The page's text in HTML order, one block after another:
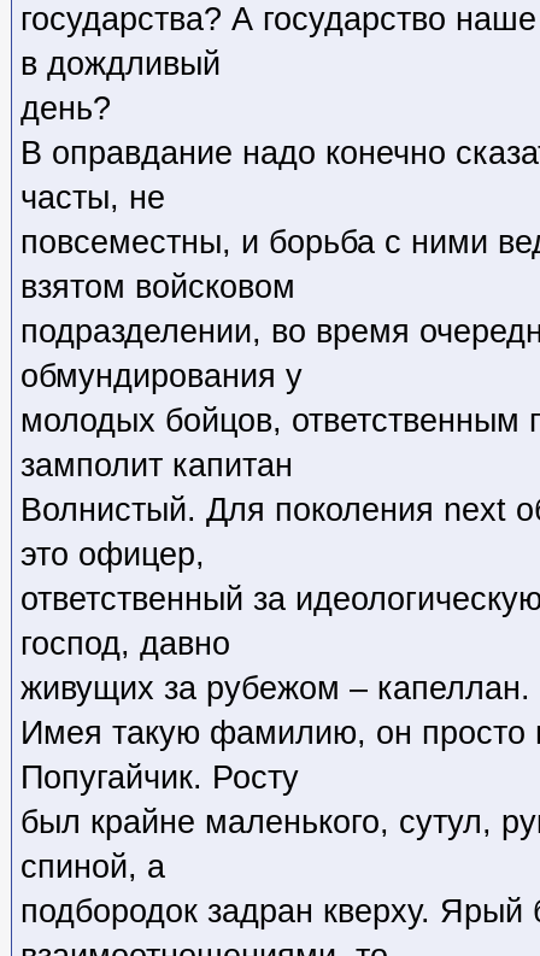
государства? А государство
в дождливый
день?
В оправдание надо конечно
часты, не
повсеместны, и борьба с ними
взятом войсковом
подразделении, во время
обмундирования у
молодых бойцов, ответственным
замполит капитан
Волнистый. Для поколения next
это офицер,
ответственный за
господ, давно
живущих за рубежом – капеллан.
Имея такую фамилию, он просто
Попугайчик. Росту
был крайне маленького, сутул,
спиной, а
подбородок задран кверху.